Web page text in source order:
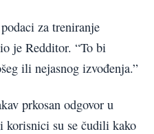
za treniranje
je Redditor. “To bi
ili nejasnog izvođenja.”
prkosan odgovor u
korisnici su se čudili kako